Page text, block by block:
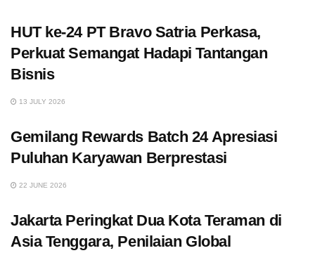
HUT ke-24 PT Bravo Satria Perkasa,
Perkuat Semangat Hadapi Tantangan
Bisnis
13 JULY 2026
Gemilang Rewards Batch 24 Apresiasi
Puluhan Karyawan Berprestasi
22 JUNE 2026
Jakarta Peringkat Dua Kota Teraman di
Asia Tenggara, Penilaian Global